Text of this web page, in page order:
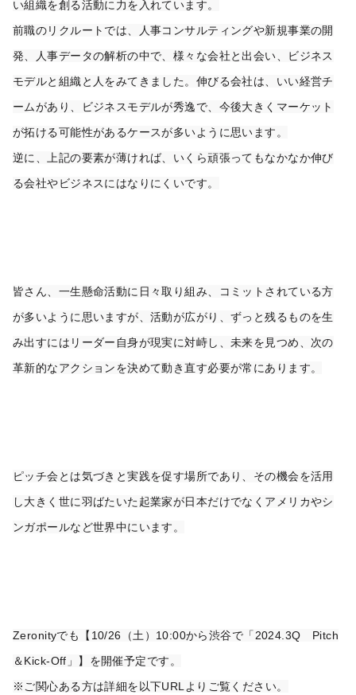
い組織を創る活動に力を入れています。
前職のリクルートでは、人事コンサルティングや新規事業の開
発、人事データの解析の中で、様々な会社と出会い、ビジネス
モデルと組織と人をみてきました。伸びる会社は、いい経営チ
ームがあり、ビジネスモデルが秀逸で、今後大きくマーケット
が拓ける可能性があるケースが多いように思います。
逆に、上記の要素が薄ければ、いくら頑張ってもなかなか伸び
る会社やビジネスにはなりにくいです。
皆さん、一生懸命活動に日々取り組み、コミットされている方
が多いように思いますが、活動が広がり、ずっと残るものを生
み出すにはリーダー自身が現実に対峙し、未来を見つめ、次の
革新的なアクションを決めて動き直す必要が常にあります。
ピッチ会とは気づきと実践を促す場所であり、その機会を活用
し大きく世に羽ばたいた起業家が日本だけでなくアメリカやシ
ンガポールなど世界中にいます。
Zeronityでも【10/26（土）10:00から渋谷で「2024.3Q　Pitch
＆Kick-Off」】を開催予定です。
※ご関心ある方は詳細を以下URLよりご覧ください。